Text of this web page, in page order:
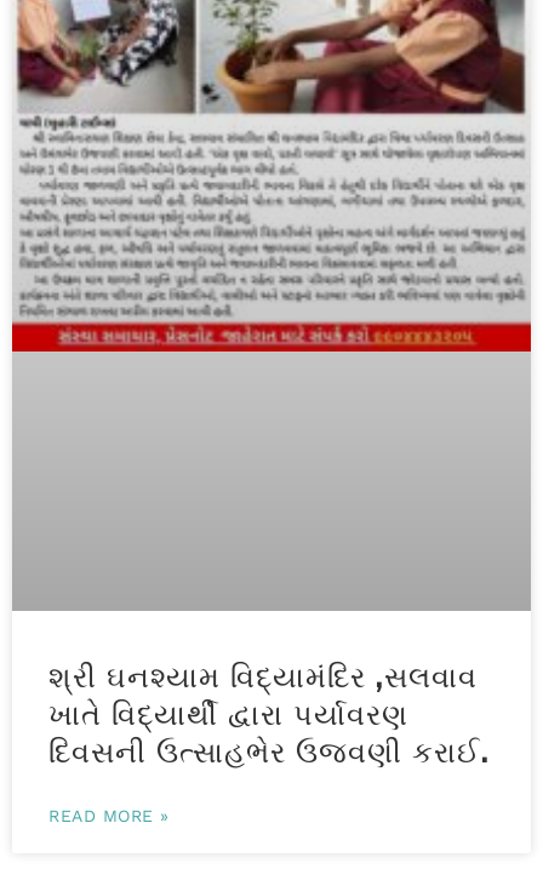
શ્રી ઘનશ્યામ વિદ્યામંદિર ,સલવાવ
ખાતે વિદ્યાર્થી દ્વારા પર્યાવરણ
દિવસની ઉત્સાહભેર ઉજવણી કરાઈ.
READ MORE »